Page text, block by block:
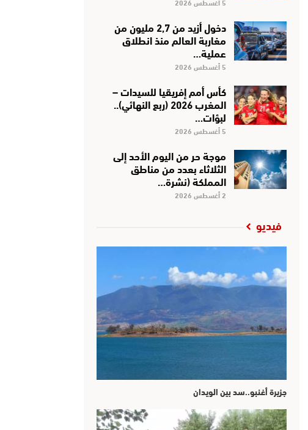
دخول أزيد من 2,7 مليون من
مغاربة العالم منذ انطلاق
عملية…
5 أغسطس 2026
كأس أمم إفريقيا للسيدات –
المغرب 2026 (ربع النهائي)..
لبؤات…
5 أغسطس 2026
موجة حر من اليوم الأحد إلى
الثلاثاء بعدد من مناطق
المملكة (نشرة…
2 أغسطس 2026
فيديو
جزيرة أغنبو..سد بين الويدان